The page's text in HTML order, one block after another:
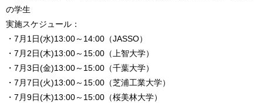
の学生
実施スケジュール：
・7月1日(水)13:00～14:00（JASSO）
・7月2日(木)13:00～15:00（上智大学）
・7月3日(金)13:00～15:00（千葉大学）
・7月7日(火)13:00～15:00（芝浦工業大学）
・7月9日(木)13:00～15:00（桜美林大学）